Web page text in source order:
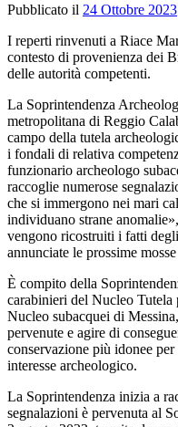
Pubblicato il 24 Ottobre 2023
I reperti rinvenuti a Riace
contesto di provenienza dei
delle autorità competenti.
La Soprintendenza
metropolitana di Reggio
campo della tutela
i fondali di relativa
funzionario archeologo
raccoglie numerose
che si immergono nei mari
individuano strane
vengono ricostruiti i fatti
annunciate le prossime
È compito della
carabinieri del Nucleo Tutela
Nucleo subacquei di
pervenute e agire di
conservazione più idonee
interesse archeologico.
La Soprintendenza inizia a
segnalazioni è pervenuta al